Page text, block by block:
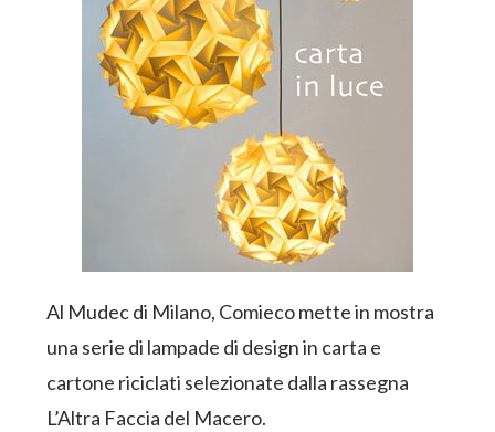
Al Mudec di Milano, Comieco mette in mostra
una serie di lampade di design in carta e
cartone riciclati selezionate dalla rassegna
L’Altra Faccia del Macero.